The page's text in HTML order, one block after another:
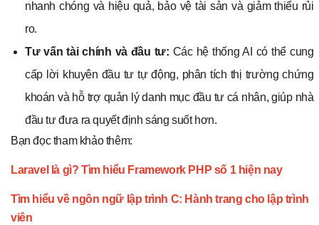
nhanh chóng và hiệu quả, bảo vệ tài sản và giảm thiểu rủi
ro.
Tư vấn tài chính và đầu tư: Các hệ thống AI có thể cung
cấp lời khuyên đầu tư tự động, phân tích thị trường chứng
khoán và hỗ trợ quản lý danh mục đầu tư cá nhân, giúp nhà
đầu tư đưa ra quyết định sáng suốt hơn.
Bạn đọc tham khảo thêm:
Laravel là gì? Tìm hiểu Framework PHP số 1 hiện nay
Tìm hiểu về ngôn ngữ lập trình C: Hành trang cho lập trình
viên